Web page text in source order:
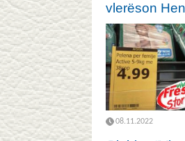
vlerëson
08.11.2022